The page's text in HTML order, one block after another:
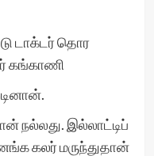
டாக்டர் தொர
கங்காணி
நல்லது. இல்லாட்டிப்
கலர் மருந்துதான்